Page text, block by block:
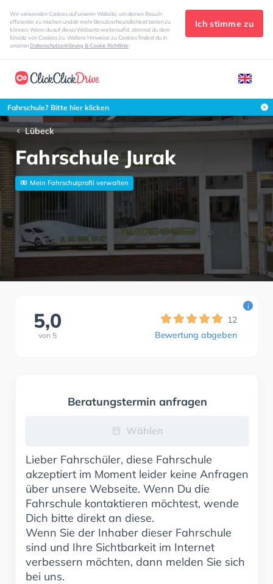
Wir verwenden Cookies auf unserer Website, um deinen Besuch
effizienter zu machen und dir mehr Benutzerfreundlichkeit bieten zu
können. Wenn du auf dieser Webseite weitersurfst, stimmst du dem
Einsatz von Cookies zu. Weitere Hinweise zu Cookies findest du in
unserenDatenschutzerklärung & Cookie Richtlinie
Ich stimme zu
Fahrschule? Bitte hier klicken
Lübeck
Fahrschule Jurak
Mein Fahrschulprofil verwalten
5,0
von 5
12
Bewertung abgeben
i
Beratungstermin anfragen
Wählen
Lieber Fahrschüler, diese Fahrschule
akzeptiert im Moment leider keine Anfragen
über unsere Webseite. Wenn Du die
Fahrschule kontaktieren möchtest, wende
Dich bitte direkt an diese.
Wenn Sie der Inhaber dieser Fahrschule
sind und Ihre Sichtbarkeit im Internet
verbessern möchten, dann melden Sie sich
bei uns.